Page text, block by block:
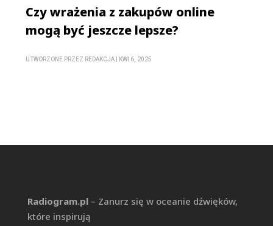
Czy wrażenia z zakupów online
mogą być jeszcze lepsze?
UTWORZONE PRZEZ REDAKCJA KWI 6, 2025
Radiogram.pl– Zanurz się w oceanie dźwięków,
które inspirują